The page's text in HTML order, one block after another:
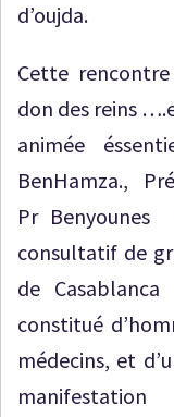
d’oujda.
Cette
don des reins
animée
BenHamza.,
Pr Benyounes
consultatif de
de
constitué
médecins, et